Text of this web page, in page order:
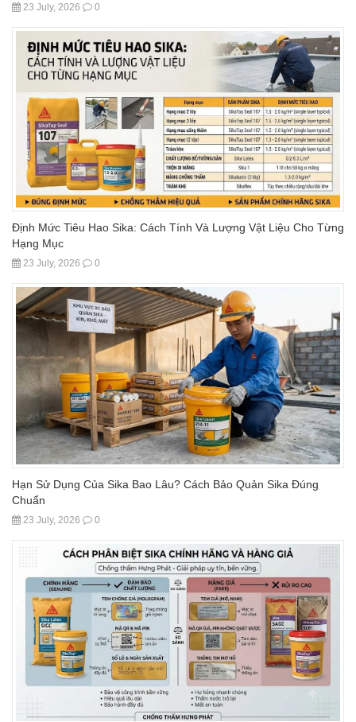
23 July, 2026 0
Định Mức Tiêu Hao Sika: Cách Tính Và Lượng Vật Liệu Cho Từng
Hạng Mục
23 July, 2026 0
Hạn Sử Dụng Của Sika Bao Lâu? Cách Bảo Quản Sika Đúng
Chuẩn
23 July, 2026 0